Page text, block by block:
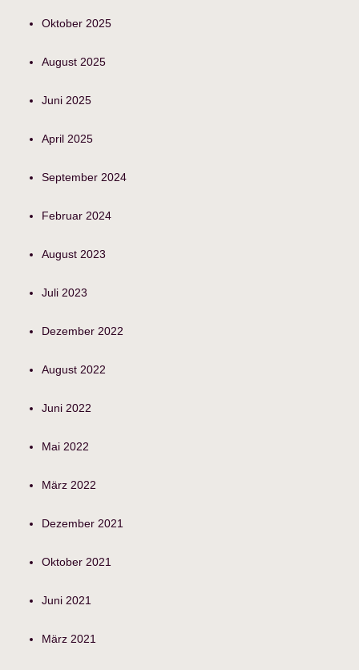
Oktober 2025
August 2025
Juni 2025
April 2025
September 2024
Februar 2024
August 2023
Juli 2023
Dezember 2022
August 2022
Juni 2022
Mai 2022
März 2022
Dezember 2021
Oktober 2021
Juni 2021
März 2021